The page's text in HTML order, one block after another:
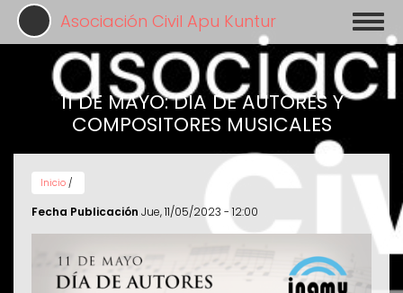
Pasar
contenido
Asociación Civil Apu Kuntur
11 DE MAYO: DÍA DE AUTORES Y
COMPOSITORES MUSICALES
Inicio /
Fecha Publicación Jue, 11/05/2023 - 12:00